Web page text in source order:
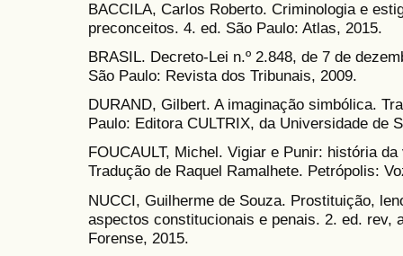
BACCILA, Carlos Roberto. Criminologia e
preconceitos. 4. ed. São Paulo: Atlas, 2015.
BRASIL. Decreto-Lei n.º 2.848, de 7 de
São Paulo: Revista dos Tribunais, 2009.
DURAND, Gilbert. A imaginação simbólica.
Paulo: Editora CULTRIX, da Universidade de
FOUCAULT, Michel. Vigiar e Punir: história
Tradução de Raquel Ramalhete. Petrópolis:
NUCCI, Guilherme de Souza. Prostituição,
aspectos constitucionais e penais. 2. ed. rev,
Forense, 2015.